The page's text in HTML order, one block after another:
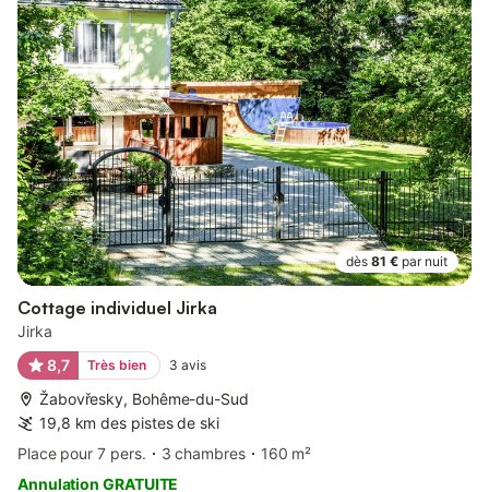
dès 81 € par nuit
Cottage individuel Jirka
Jirka
8,7
Très bien 3 avis
Žabovřesky, Bohême-du-Sud
19,8 km des pistes de ski
Place pour 7 pers.
3 chambres
160 m²
Annulation GRATUITE